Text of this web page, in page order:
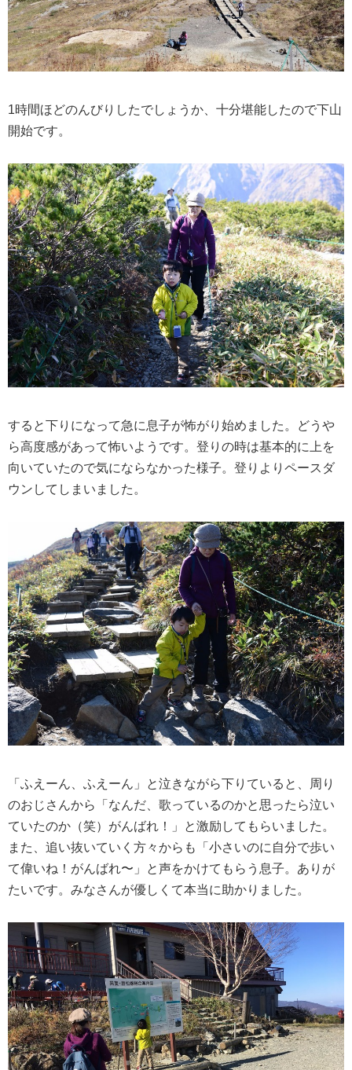
1時間ほどのんびりしたでしょうか、十分堪能したので下山
開始です。
すると下りになって急に息子が怖がり始めました。どうや
ら高度感があって怖いようです。登りの時は基本的に上を
向いていたので気にならなかった様子。登りよりペースダ
ウンしてしまいました。
「ふえーん、ふえーん」と泣きながら下りていると、周り
のおじさんから「なんだ、歌っているのかと思ったら泣い
ていたのか（笑）がんばれ！」と激励してもらいました。
また、追い抜いていく方々からも「小さいのに自分で歩い
て偉いね！がんばれ〜」と声をかけてもらう息子。ありが
たいです。みなさんが優しくて本当に助かりました。